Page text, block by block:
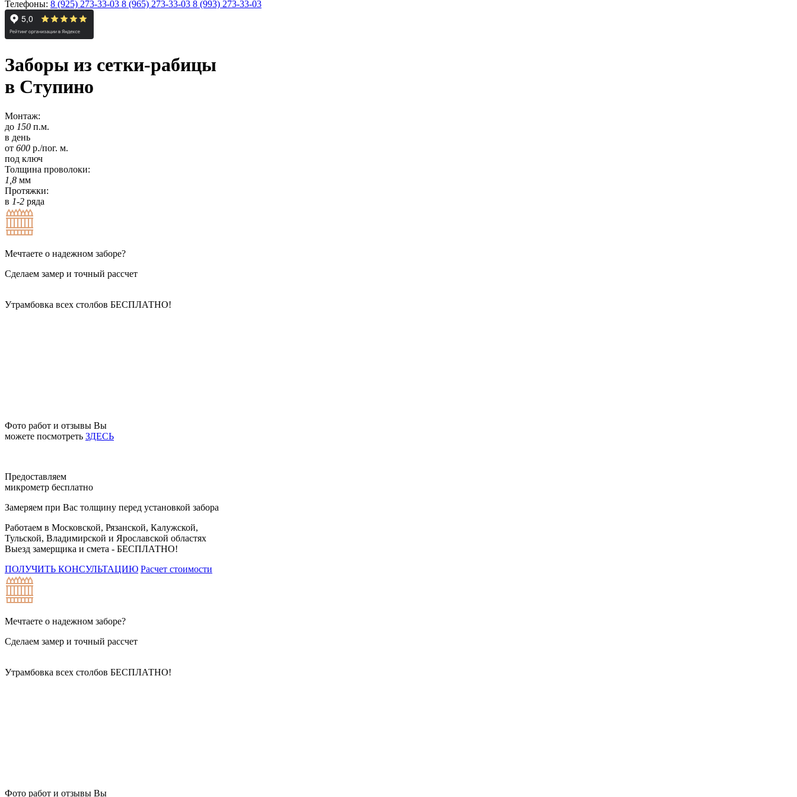
Телефоны: 8 (925) 273-33-03 8 (965) 273-33-03 8 (993) 273-33-03
Заборы из сетки-рабицы
в Ступино
Монтаж:
до 150 п.м.
в день
от 600 р./пог. м.
под ключ
Толщина проволоки:
1,8 мм
Протяжки:
в 1-2 ряда
Мечтаете о надежном заборе?
Сделаем замер и точный рассчет
Утрамбовка всех столбов БЕСПЛАТНО!
Фото работ и отзывы Вы
можете посмотреть ЗДЕСЬ
Предоставляем
микрометр бесплатно
Замеряем при Вас толщину перед установкой забора
Работаем в Московской, Рязанской, Калужской,
Тульской, Владимирской и Ярославской областях
Выезд замерщика и смета - БЕСПЛАТНО!
ПОЛУЧИТЬ КОНСУЛЬТАЦИЮ Расчет стоимости
Мечтаете о надежном заборе?
Сделаем замер и точный рассчет
Утрамбовка всех столбов БЕСПЛАТНО!
Фото работ и отзывы Вы